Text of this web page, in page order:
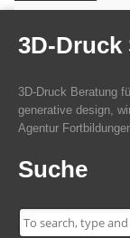
3D-Druck
3D-Druck Beratung
generative design,
Agentur
Suche